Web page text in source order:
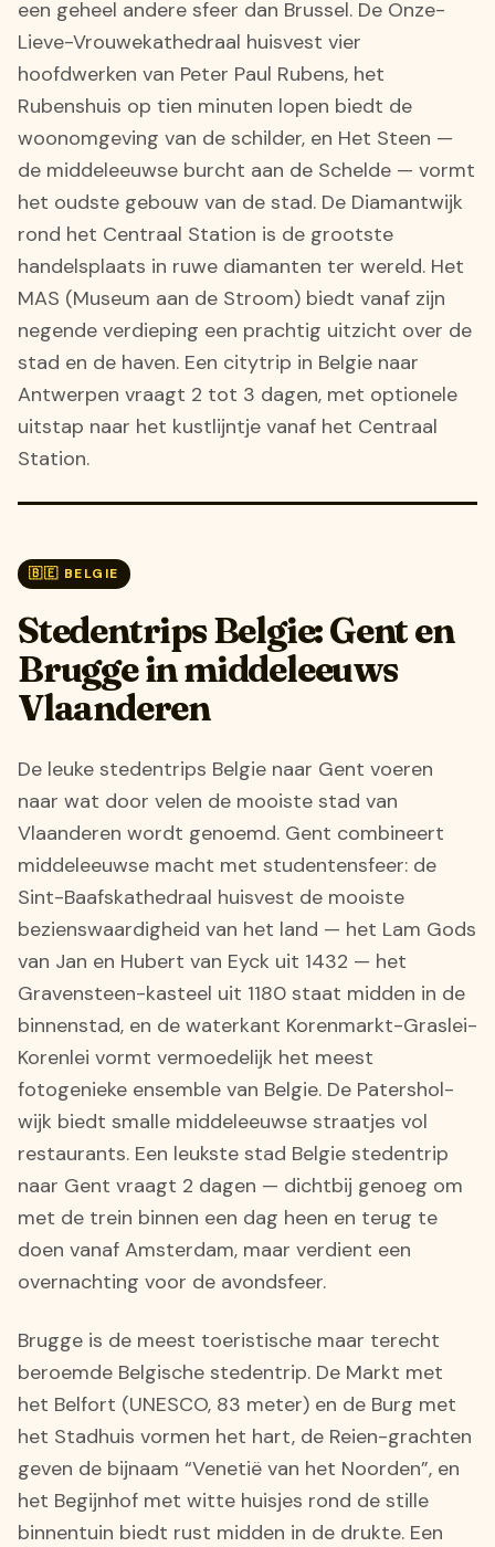
een geheel andere sfeer dan Brussel. De Onze-
Lieve-Vrouwekathedraal huisvest vier
hoofdwerken van Peter Paul Rubens, het
Rubenshuis op tien minuten lopen biedt de
woonomgeving van de schilder, en Het Steen —
de middeleeuwse burcht aan de Schelde — vormt
het oudste gebouw van de stad. De Diamantwijk
rond het Centraal Station is de grootste
handelsplaats in ruwe diamanten ter wereld. Het
MAS (Museum aan de Stroom) biedt vanaf zijn
negende verdieping een prachtig uitzicht over de
stad en de haven. Een citytrip in Belgie naar
Antwerpen vraagt 2 tot 3 dagen, met optionele
uitstap naar het kustlijntje vanaf het Centraal
Station.
🇧🇪 BELGIE
Stedentrips Belgie: Gent en
Brugge in middeleeuws
Vlaanderen
De leuke stedentrips Belgie naar Gent voeren
naar wat door velen de mooiste stad van
Vlaanderen wordt genoemd. Gent combineert
middeleeuwse macht met studentensfeer: de
Sint-Baafskathedraal huisvest de mooiste
bezienswaardigheid van het land — het Lam Gods
van Jan en Hubert van Eyck uit 1432 — het
Gravensteen-kasteel uit 1180 staat midden in de
binnenstad, en de waterkant Korenmarkt-Graslei-
Korenlei vormt vermoedelijk het meest
fotogenieke ensemble van Belgie. De Patershol-
wijk biedt smalle middeleeuwse straatjes vol
restaurants. Een leukste stad Belgie stedentrip
naar Gent vraagt 2 dagen — dichtbij genoeg om
met de trein binnen een dag heen en terug te
doen vanaf Amsterdam, maar verdient een
overnachting voor de avondsfeer.
Brugge is de meest toeristische maar terecht
beroemde Belgische stedentrip. De Markt met
het Belfort (UNESCO, 83 meter) en de Burg met
het Stadhuis vormen het hart, de Reien-grachten
geven de bijnaam “Venetië van het Noorden”, en
het Begijnhof met witte huisjes rond de stille
binnentuin biedt rust midden in de drukte. Een